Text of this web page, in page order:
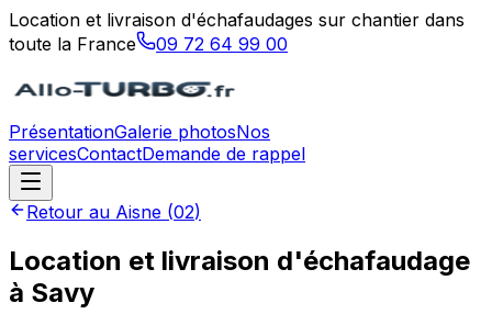
Location et livraison d'échafaudages sur chantier dans
toute la France
09 72 64 99 00
PrésentationGalerie photosNos
servicesContactDemande de rappel
Retour au Aisne (02)
Location et livraison d'échafaudage
à Savy